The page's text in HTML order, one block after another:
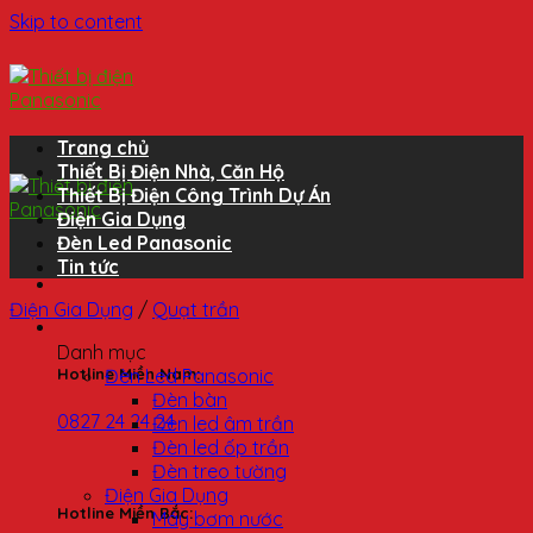
Skip to content
Hotline Miền Nam:
0827 24 24 24
Hotline Miền Bắc:
Trang chủ
Thiết Bị Điện Nhà, Căn Hộ
Thiết Bị Điện Công Trình Dự Án
Điện Gia Dụng
Đèn Led Panasonic
Tin tức
Điện Gia Dụng / Quạt trần
Danh mục
Đèn Led Panasonic
Đèn bàn
Đèn led âm trần
Đèn led ốp trần
Đèn treo tường
Điện Gia Dụng
Máy bơm nước